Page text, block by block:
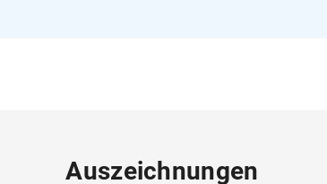
Auszeichnungen